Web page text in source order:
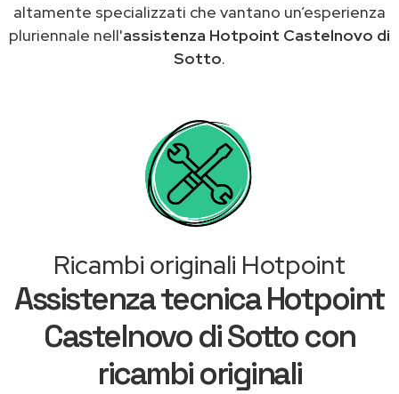
altamente specializzati che vantano un’esperienza
pluriennale nell'assistenza Hotpoint Castelnovo di
Sotto.
Ricambi originali Hotpoint
Assistenza tecnica Hotpoint
Castelnovo di Sotto con
ricambi originali